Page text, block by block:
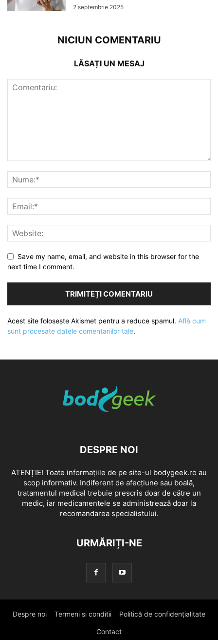
2 septembrie 2025
NICIUN COMENTARIU
LĂSAȚI UN MESAJ
Save my name, email, and website in this browser for the
next time I comment.
Acest site folosește Akismet pentru a reduce spamul. Află cum
sunt procesate datele comentariilor tale.
DESPRE NOI
ATENȚIE! Toate informațiile de pe site-ul bodygeek.ro au
scop informativ. Indiferent de afecțiune sau boală,
tratamentul medical trebuie prescris doar de către un
medic, iar medicamentele se administrează doar la
recomandarea specialistului.
URMĂRIȚI-NE
Despre noi Termeni si conditii Politică de confidențialitate
Contact